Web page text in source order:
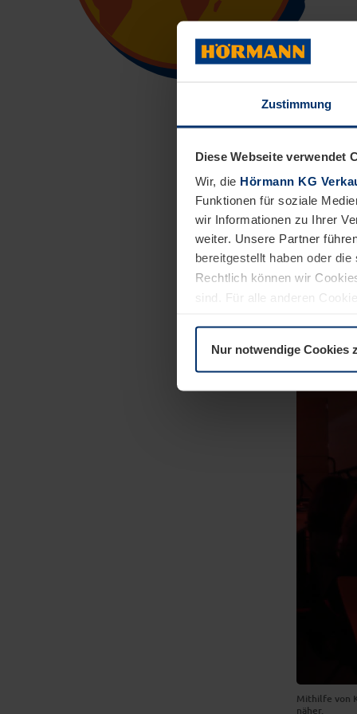
Zustimmung
Diese Webseite verwendet
Wir, die Hörmann KG
Funktionen für soziale
wir Informationen zu Ihrer
weiter. Unsere Partner
bereitgestellt haben oder
Rechtlich können wir
sind. Für alle anderen
Nur notwendige Cookies
Form von
Menschen mit
Mitarbeiter der
und wie sie
Unterricht mit
Die Nachfolge
Mithilfe von
näher.